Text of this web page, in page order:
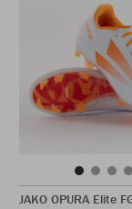
JAKO OPURA Elite